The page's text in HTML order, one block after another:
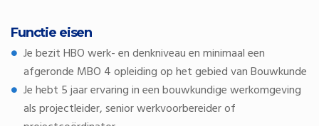
Functie eisen
Je bezit HBO werk- en denkniveau en minimaal een
afgeronde MBO 4 opleiding op het gebied van Bouwkunde
Je hebt 5 jaar ervaring in een bouwkundige werkomgeving
als projectleider, senior werkvoorbereider of